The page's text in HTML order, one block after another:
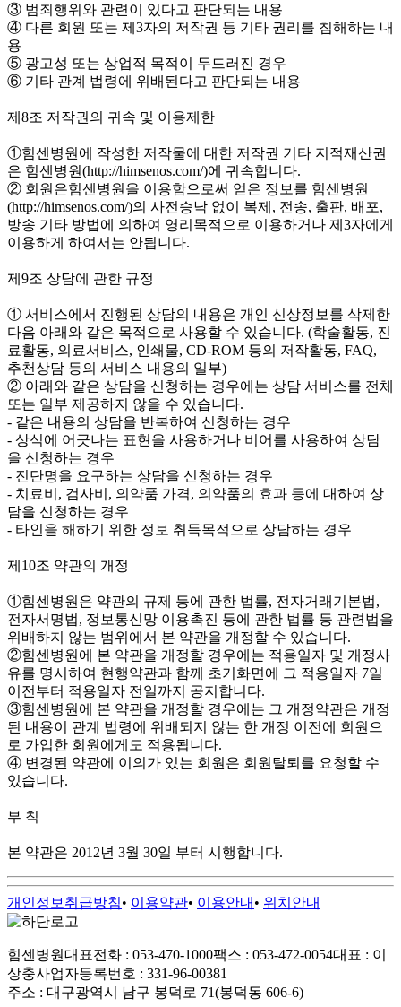
③ 범죄행위와 관련이 있다고 판단되는 내용
④ 다른 회원 또는 제3자의 저작권 등 기타 권리를 침해하는 내
용
⑤ 광고성 또는 상업적 목적이 두드러진 경우
⑥ 기타 관계 법령에 위배된다고 판단되는 내용
제8조 저작권의 귀속 및 이용제한
①힘센병원에 작성한 저작물에 대한 저작권 기타 지적재산권
은 힘센병원(http://himsenos.com/)에 귀속합니다.
② 회원은힘센병원을 이용함으로써 얻은 정보를 힘센병원
(http://himsenos.com/)의 사전승낙 없이 복제, 전송, 출판, 배포,
방송 기타 방법에 의하여 영리목적으로 이용하거나 제3자에게
이용하게 하여서는 안됩니다.
제9조 상담에 관한 규정
① 서비스에서 진행된 상담의 내용은 개인 신상정보를 삭제한
다음 아래와 같은 목적으로 사용할 수 있습니다. (학술활동, 진
료활동, 의료서비스, 인쇄물, CD-ROM 등의 저작활동, FAQ,
추천상담 등의 서비스 내용의 일부)
② 아래와 같은 상담을 신청하는 경우에는 상담 서비스를 전체
또는 일부 제공하지 않을 수 있습니다.
- 같은 내용의 상담을 반복하여 신청하는 경우
- 상식에 어긋나는 표현을 사용하거나 비어를 사용하여 상담
을 신청하는 경우
- 진단명을 요구하는 상담을 신청하는 경우
- 치료비, 검사비, 의약품 가격, 의약품의 효과 등에 대하여 상
담을 신청하는 경우
- 타인을 해하기 위한 정보 취득목적으로 상담하는 경우
제10조 약관의 개정
①힘센병원은 약관의 규제 등에 관한 법률, 전자거래기본법,
전자서명법, 정보통신망 이용촉진 등에 관한 법률 등 관련법을
위배하지 않는 범위에서 본 약관을 개정할 수 있습니다.
②힘센병원에 본 약관을 개정할 경우에는 적용일자 및 개정사
유를 명시하여 현행약관과 함께 초기화면에 그 적용일자 7일
이전부터 적용일자 전일까지 공지합니다.
③힘센병원에 본 약관을 개정할 경우에는 그 개정약관은 개정
된 내용이 관계 법령에 위배되지 않는 한 개정 이전에 회원으
로 가입한 회원에게도 적용됩니다.
④ 변경된 약관에 이의가 있는 회원은 회원탈퇴를 요청할 수
있습니다.
부 칙
본 약관은 2012년 3월 30일 부터 시행합니다.
개인정보취급방침• 이용약관• 이용안내 • 위치안내
힘센병원대표전화 : 053-470-1000팩스 : 053-472-0054대표 : 이
상충사업자등록번호 : 331-96-00381
주소 : 대구광역시 남구 봉덕로 71(봉덕동 606-6)